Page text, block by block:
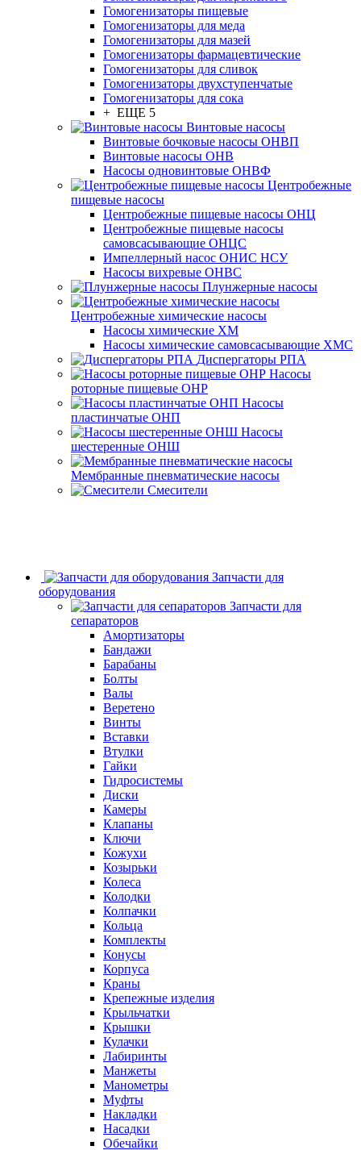
Гомогенизаторы пищевые
Гомогенизаторы для меда
Гомогенизаторы для мазей
Гомогенизаторы фармацевтические
Гомогенизаторы для сливок
Гомогенизаторы двухступенчатые
Гомогенизаторы для сока
+ ЕЩЕ 5
Винтовые насосы
Винтовые бочковые насосы ОНВП
Винтовые насосы ОНВ
Насосы одновинтовые ОНВФ
Центробежные
пищевые насосы
Центробежные пищевые насосы ОНЦ
Центробежные пищевые насосы
самовсасывающие ОНЦС
Импеллерный насос ОНИС НСУ
Насосы вихревые ОНВС
Плунжерные насосы
Центробежные химические насосы
Насосы химические ХМ
Насосы химические самовсасывающие ХМС
Диспергаторы РПА
Насосы
роторные пищевые ОНР
Насосы
пластинчатые ОНП
Насосы
шестеренные ОНШ
Мембранные пневматические насосы
Смесители
Запчасти для
оборудования
Запчасти для
сепараторов
Амортизаторы
Бандажи
Барабаны
Болты
Валы
Веретено
Винты
Вставки
Втулки
Гайки
Гидросистемы
Диски
Камеры
Клапаны
Ключи
Кожухи
Козырьки
Колеса
Колодки
Колпачки
Кольца
Комплекты
Конусы
Корпуса
Краны
Крепежные изделия
Крыльчатки
Крышки
Кулачки
Лабиринты
Манжеты
Манометры
Муфты
Накладки
Насадки
Обечайки